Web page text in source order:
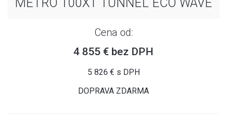
Cena od:
4 855 € bez DPH
5 826 € s DPH
DOPRAVA ZDARMA